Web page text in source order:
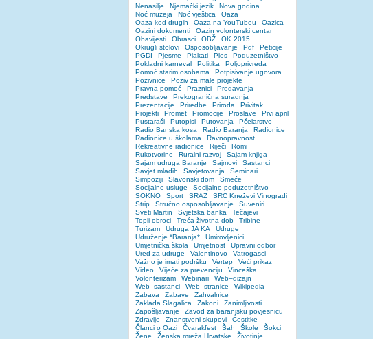
Nenasilje
Njemački jezik
Nova godina
Noć muzeja
Noć vještica
Oaza
Oaza kod drugih
Oaza na YouTubeu
Oazica
Oazini dokumenti
Oazin volonterski centar
Obavijesti
Obrasci OBŽ
OK 2015
Okrugli stolovi
Osposobljavanje Pdf
Peticije
PGDI
Pjesme Plakati Ples
Poduzetništvo
Pokladni karneval
Politika
Poljoprivreda
Pomoć starim osobama
Potpisivanje ugovora
Pozivnice
Poziv za male projekte
Pravna pomoć
Praznici
Predavanja
Predstave
Prekogranična suradnja
Prezentacije
Priredbe Priroda
Privitak
Projekti
Promet Promocije Proslave
Prvi april
Pustaraši
Putopisi Putovanja
Pčelarstvo
Radio Banska kosa
Radio Baranja
Radionice
Radionice u školama
Ravnopravnost
Rekreativne radionice
Riječi
Romi
Rukotvorine
Ruralni razvoj
Sajam knjiga
Sajam udruga Baranje
Sajmovi
Sastanci
Savjet mladih
Savjetovanja
Seminari
Simpoziji
Slavonski dom
Smeće
Socijalne usluge
Socijalno poduzetništvo
SOKNO
Sport SRAZ
SRC Kneževi Vinogradi
Strip
Stručno osposobljavanje
Suveniri
Sveti Martin
Svjetska banka
Tečajevi
Topli obroci
Treća životna dob
Tribine
Turizam
Udruga JA KA
Udruge
Udruženje *Baranja*
Umirovljenici
Umjetnička škola
Umjetnost
Upravni odbor
Ured za udruge
Valentinovo
Vatrogasci
Važno je imati podršku
Vertep
Veći prikaz
Video
Vijeće za prevenciju
Vinceška
Volonterizam
Webinari
Web–dizajn
Web–sastanci
Web–stranice
Wikipedia
Zabava
Zabave
Zahvalnice
Zaklada Slagalica
Zakoni
Zanimljivosti
Zapošljavanje
Zavod za baranjsku povjesnicu
Zdravlje
Znanstveni skupovi
Čestitke
Članci o Oazi
Čvarakfest Šah Škole
Šokci
Žene
Ženska mreža Hrvatske Životinje